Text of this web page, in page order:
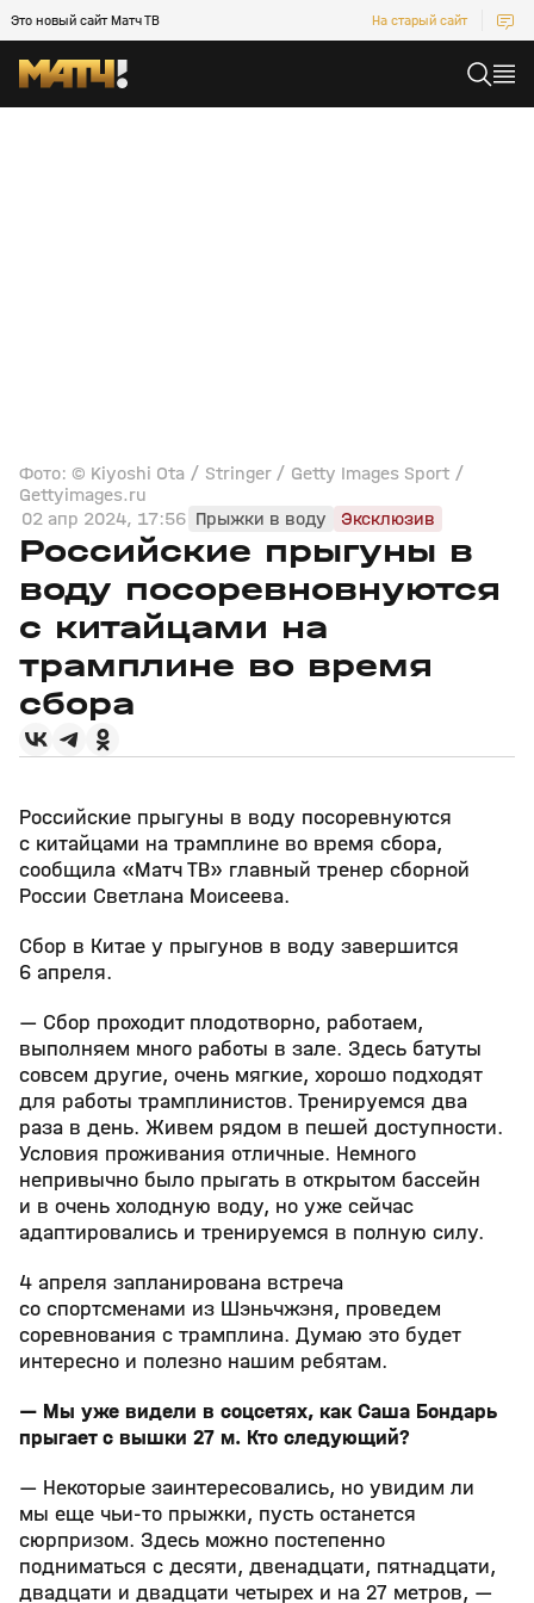
Это новый сайт Матч ТВ На старый сайт
Фото: © Kiyoshi Ota / Stringer / Getty Images Sport /
Gettyimages.ru
02 апр 2024, 17:56 Прыжки в воду Эксклюзив
Российские прыгуны в
воду посоревновнуются
с китайцами на
трамплине во время
сбора
Российские прыгуны в воду посоревнуются
с китайцами на трамплине во время сбора,
сообщила «Матч ТВ» главный тренер сборной
России Светлана Моисеева.
Сбор в Китае у прыгунов в воду завершится
6 апреля.
— Сбор проходит плодотворно, работаем,
выполняем много работы в зале. Здесь батуты
совсем другие, очень мягкие, хорошо подходят
для работы трамплинистов. Тренируемся два
раза в день. Живем рядом в пешей доступности.
Условия проживания отличные. Немного
непривычно было прыгать в открытом бассейн
и в очень холодную воду, но уже сейчас
адаптировались и тренируемся в полную силу.
4 апреля запланирована встреча
со спортсменами из Шэньчжэня, проведем
соревнования с трамплина. Думаю это будет
интересно и полезно нашим ребятам.
— Мы уже видели в соцсетях, как Саша Бондарь
прыгает с вышки 27 м. Кто следующий?
— Некоторые заинтересовались, но увидим ли
мы еще чьи-то прыжки, пусть останется
сюрпризом. Здесь можно постепенно
подниматься с десяти, двенадцати, пятнадцати,
двадцати и двадцати четырех и на 27 метров, —